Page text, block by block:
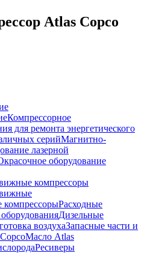
Atlas Copco
Компрессорное
для ремонта энергетического
серийМагнитно-
лазерной
оборудование
компрессоры
компрессорыРасходные
Дизельные
воздухаЗапасные части и
Масло Atlas
Ресиверы